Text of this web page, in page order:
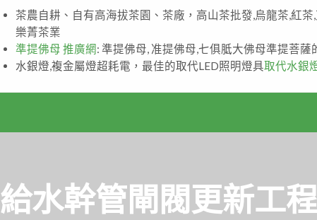
茶農自耕、自有高海拔茶園、茶廠，高山茶批發,烏龍茶,紅茶
樂菁茶業
準提佛母 推廣網: 準提佛母, 准提佛母,七俱胝大佛母準提菩薩
水銀燈,複金屬燈超耗電，最佳的取代LED照明燈具取代水銀
給水幹管閘閥更新工程